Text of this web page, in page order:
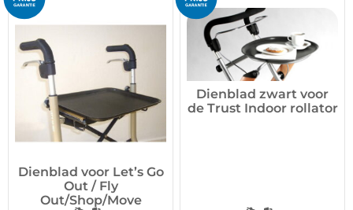
Dienblad voor Let’s Go
Out / Fly
Out/Shop/Move
Dienblad zwart voor
de Trust Indoor rollator